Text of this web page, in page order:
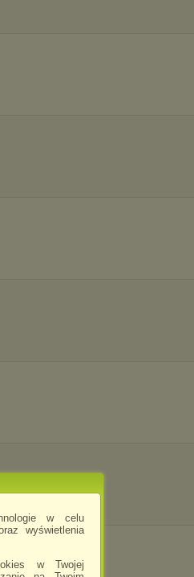
w celu
wyświetlenia
w Twojej